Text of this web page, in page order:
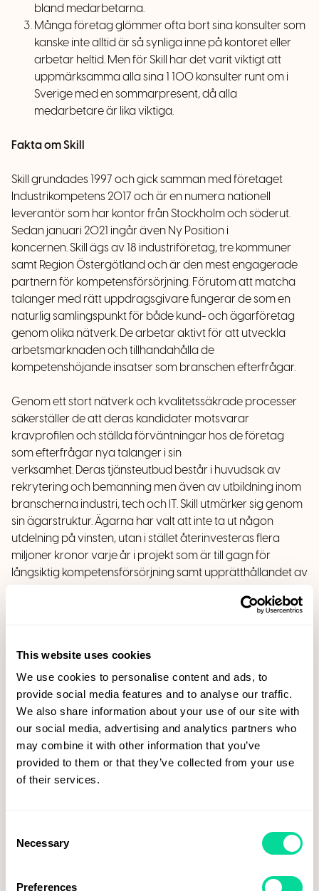
This website uses cookies
We use cookies to personalise content and ads, to
provide social media features and to analyse our traffic.
We also share information about your use of our site with
our social media, advertising and analytics partners who
may combine it with other information that you’ve
provided to them or that they’ve collected from your use
of their services.
Selection
Necessary
Preferences
bland medarbetarna.
Många företag glömmer ofta bort sina konsulter som
kanske inte alltid är så synliga inne på kontoret eller
arbetar heltid. Men för Skill har det varit viktigt att
uppmärksamma alla sina 1 100 konsulter runt om i
Sverige med en sommarpresent, då alla
medarbetare är lika viktiga.
Fakta om Skill
Skill grundades 1997 och gick samman med företaget
Industrikompetens 2017 och är en numera nationell
leverantör som har kontor från Stockholm och söderut.
Sedan januari 2021 ingår även Ny Position i
koncernen.Skill ägs av 18 industriföretag, tre kommuner
samt Region Östergötland ochär den mest engagerade
partnern för kompetensförsörjning. Förutom att matcha
talanger med rätt uppdragsgivare fungerar de som en
naturlig samlingspunkt för både kund- och ägarföretag
genom olika nätverk. De arbetar aktivt för att utveckla
arbetsmarknaden och tillhandahålla de
kompetenshöjande insatser som branschen efterfrågar.
Genom ett stort nätverk och kvalitetssäkrade processer
säkerställer de att deras kandidater motsvarar
kravprofilen och ställda förväntningar hos de företag
som efterfrågar nya talanger i sin
verksamhet. Deras tjänsteutbud består i huvudsak av
rekrytering och bemanning men även av utbildning inom
branscherna industri, tech och IT.Skill utmärker sig genom
sin ägarstruktur. Ägarna har valt att inte ta ut någon
utdelning på vinsten, utan i stället återinvesteras flera
miljoner kronor varje år i projekt som är till gagn för
långsiktig kompetensförsörjning samt upprätthållandet av
avsett om
gynnar kunden dubbelt upp i slutändan.
Deras vision är att vara den enastående
samarbetspartnern för kompetensförsörjning där deras
arbetssätt präglas av engagemang, flexibilitet och
kompetens.
Fakta om Voky
dag över 200 miljoner kronor och har tillsammans med
medarbetarna utvecklats starkt de senaste åren och blivit
kunder helhetslösningar inom profilprodukter, profilkläder,